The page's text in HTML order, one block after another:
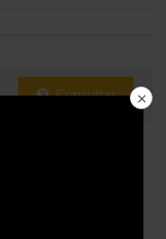
Consultar